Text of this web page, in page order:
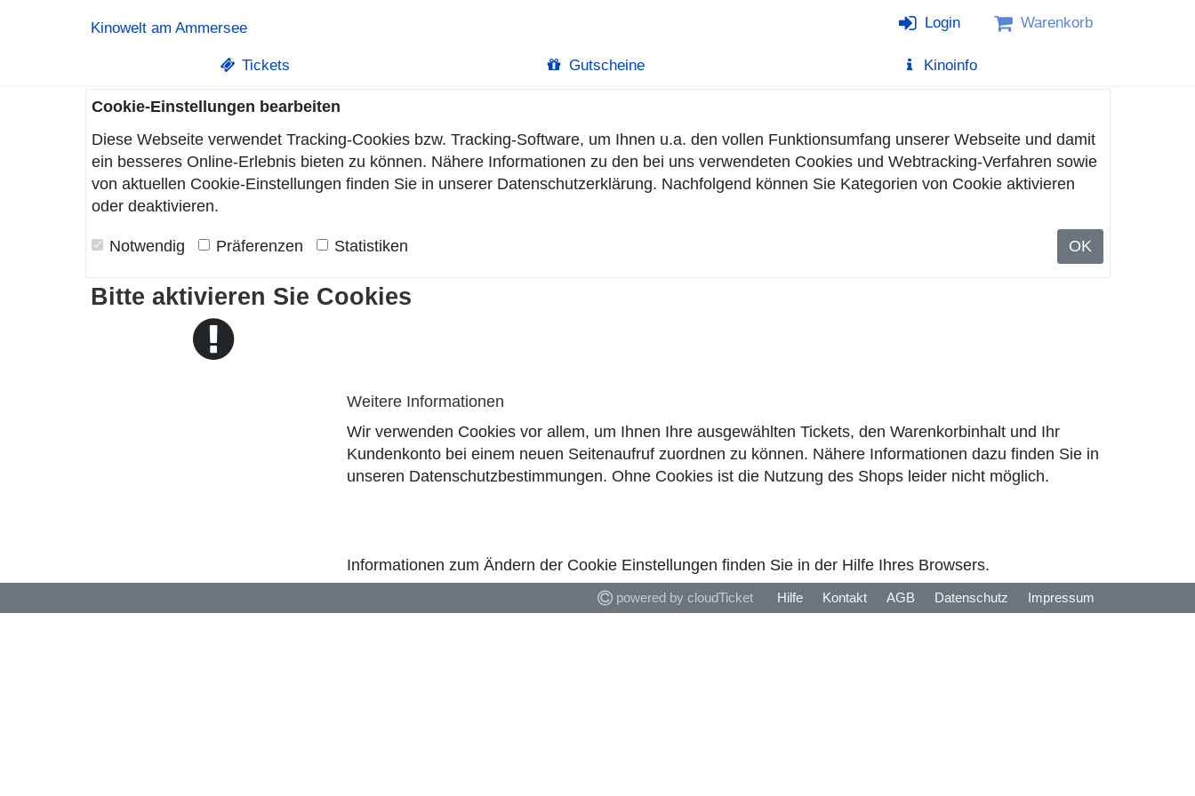
Kinowelt am Ammersee Login Warenkorb
Tickets Gutscheine Kinoinfo
Cookie-Einstellungen bearbeiten
Diese Webseite verwendet Tracking-Cookies bzw. Tracking-Software, um Ihnen u.a. den vollen Funktionsumfang unserer Webseite und damit
ein besseres Online-Erlebnis bieten zu können. Nähere Informationen zu den bei uns verwendeten Cookies und Webtracking-Verfahren sowie
von aktuellen Cookie-Einstellungen finden Sie in unserer Datenschutzerklärung. Nachfolgend können Sie Kategorien von Cookie aktivieren
oder deaktivieren.
Notwendig Präferenzen Statistiken OK
Bitte aktivieren Sie Cookies
Weitere Informationen
Wir verwenden Cookies vor allem, um Ihnen Ihre ausgewählten Tickets, den Warenkorbinhalt und Ihr
Kundenkonto bei einem neuen Seitenaufruf zuordnen zu können. Nähere Informationen dazu finden Sie in
unseren Datenschutzbestimmungen. Ohne Cookies ist die Nutzung des Shops leider nicht möglich.
Informationen zum Ändern der Cookie Einstellungen finden Sie in der Hilfe Ihres Browsers.
powered by cloudTicket Hilfe Kontakt AGB Datenschutz Impressum